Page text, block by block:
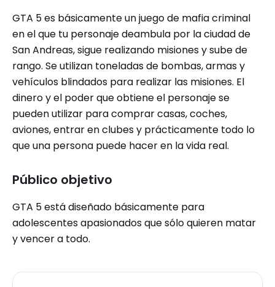
GTA 5 es básicamente un juego de mafia criminal
en el que tu personaje deambula por la ciudad de
San Andreas, sigue realizando misiones y sube de
rango. Se utilizan toneladas de bombas, armas y
vehículos blindados para realizar las misiones. El
dinero y el poder que obtiene el personaje se
pueden utilizar para comprar casas, coches,
aviones, entrar en clubes y prácticamente todo lo
que una persona puede hacer en la vida real.
Público objetivo
GTA 5 está diseñado básicamente para
adolescentes apasionados que sólo quieren matar
y vencer a todo.